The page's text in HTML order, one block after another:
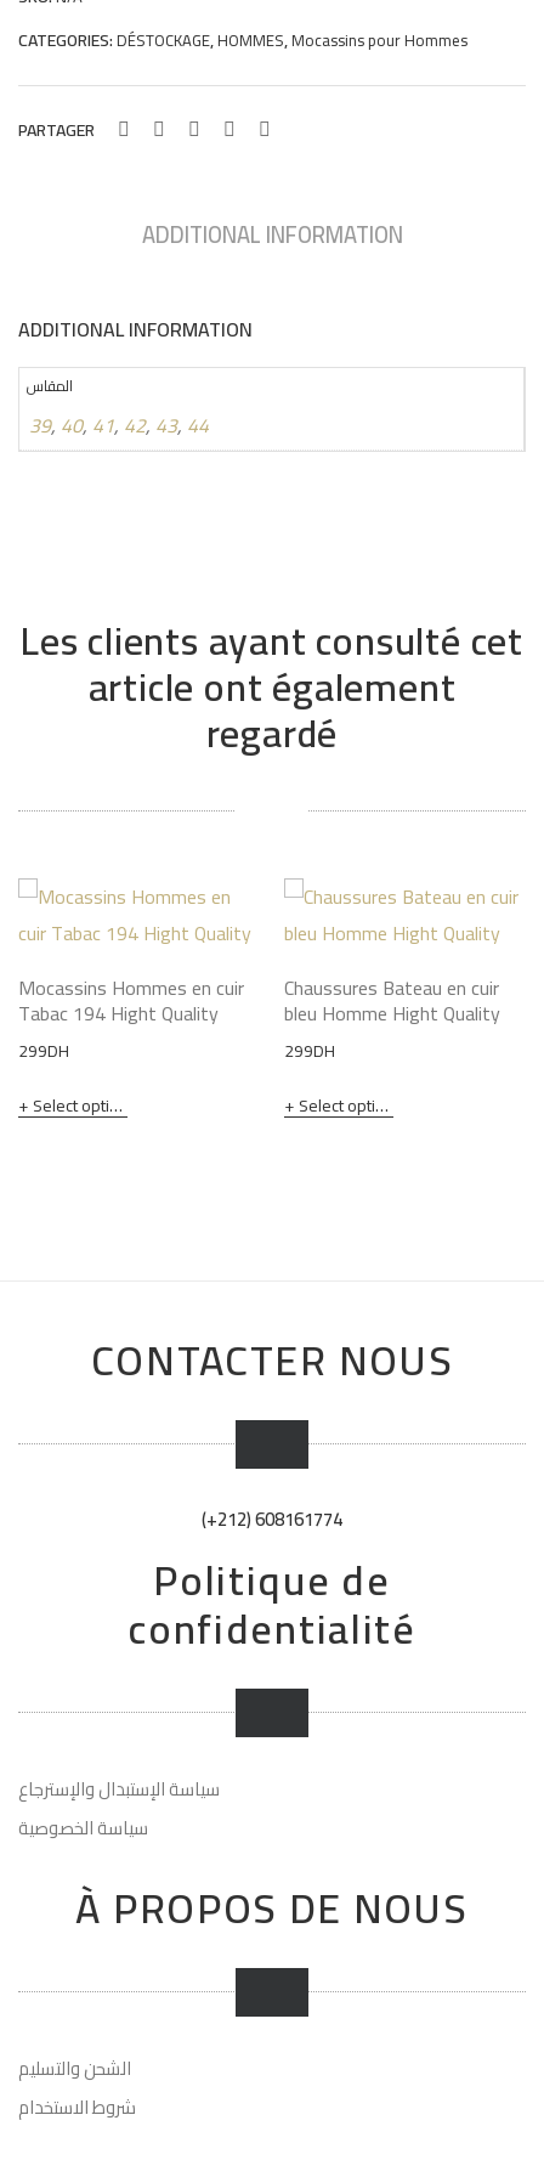
SKR
quantity
CATEGORIES: DÉSTOCKAGE,HOMMES,Mocassins pour Hommes
PARTAGER
ADDITIONAL INFORMATION
ADDITIONAL INFORMATION
المقاس
39, 40, 41, 42, 43, 44
Les clients ayant consulté cet
article ont également
regardé
Mocassins Hommes en cuir
Tabac 194 Hight Quality
299DH
Select options
Chaussures Bateau en cuir
bleu Homme Hight Quality
299DH
Select options
CONTACTER NOUS
(+212) 608161774
Politique de
confidentialité
سياسة الإستبدال والإسترجاع
سياسة الخصوصية
À PROPOS DE NOUS
الشحن والتسليم
شروط الاستخدام